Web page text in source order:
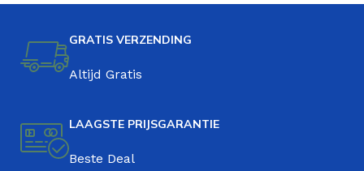
GRATIS VERZENDING
Altijd Gratis
LAAGSTE PRIJSGARANTIE
Beste Deal